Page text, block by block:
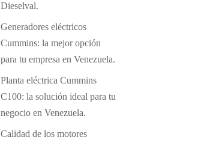
Dieselval.
Generadores eléctricos
Cummins: la mejor opción
para tu empresa en Venezuela.
Planta eléctrica Cummins
C100: la solución ideal para tu
negocio en Venezuela.
Calidad de los motores